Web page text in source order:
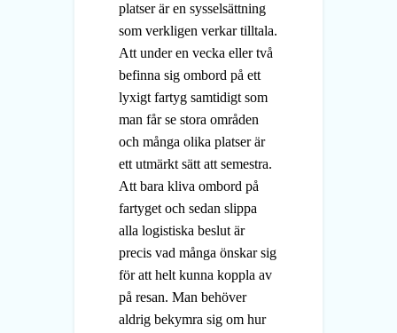
platser är en sysselsättning
som verkligen verkar tilltala.
Att under en vecka eller två
befinna sig ombord på ett
lyxigt fartyg samtidigt som
man får se stora områden
och många olika platser är
ett utmärkt sätt att semestra.
Att bara kliva ombord på
fartyget och sedan slippa
alla logistiska beslut är
precis vad många önskar sig
för att helt kunna koppla av
på resan. Man behöver
aldrig bekymra sig om hur